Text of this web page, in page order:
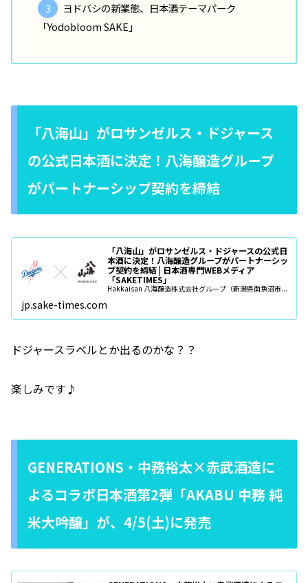
ヨドバシの新業態、日本酒テーマパーク
「Yodobloom SAKE」
「八海山」がロサンゼルス・ドジャース
の公式日本酒に決定！八海醸造グループ
がパートナーシップ契約を締結
「八海山」がロサンゼルス・ドジャースの公式日
本酒に決定！八海醸造グループがパートナーシッ
プ契約を締結 | 日本酒専門WEBメディア
「SAKETIMES」
Hakkaisan 八海醸造株式会社グループ（新潟県南魚沼市...
jp.sake-times.com
ドジャースラベルとか出るのかな？？
楽しみです♪
GENERATIONS・中務裕太×赤武酒造に
よるコラボ日本酒第2弾「AKABU 中務 純
米大吟醸」が、4/5(土)に発売